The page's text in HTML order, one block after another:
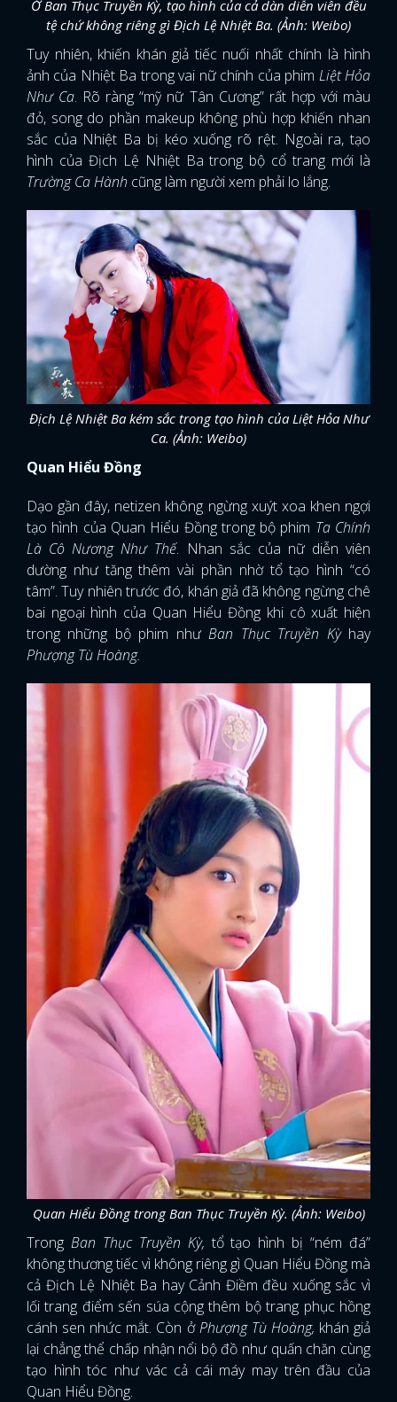
FACEBOOK GOOGLE
Ở Ban Thục Truyền Kỳ, tạo hình của cả dàn diễn viên đều
tệ chứ không riêng gì Địch Lệ Nhiệt Ba. (Ảnh: Weibo)
Tuy nhiên, khiến khán giả tiếc nuối nhất chính là hình
ảnh của Nhiệt Ba trong vai nữ chính của phim Liệt Hỏa
Như Ca. Rõ ràng “mỹ nữ Tân Cương” rất hợp với màu
đỏ, song do phần makeup không phù hợp khiến nhan
sắc của Nhiệt Ba bị kéo xuống rõ rệt. Ngoài ra, tạo
hình của Địch Lệ Nhiệt Ba trong bộ cổ trang mới là
Trường Ca Hành cũng làm người xem phải lo lắng.
Địch Lệ Nhiệt Ba kém sắc trong tạo hình của Liệt Hỏa Như
Ca. (Ảnh: Weibo)
Quan Hiểu Đồng
Dạo gần đây, netizen không ngừng xuýt xoa khen ngợi
tạo hình của Quan Hiểu Đồng trong bộ phim Ta Chính
Là Cô Nương Như Thế. Nhan sắc của nữ diễn viên
dường như tăng thêm vài phần nhờ tổ tạo hình “có
tâm”. Tuy nhiên trước đó, khán giả đã không ngừng chê
bai ngoại hình của Quan Hiểu Đồng khi cô xuất hiện
trong những bộ phim nhưBan Thục Truyền Kỳ hay
Phượng Tù Hoàng.
Quan Hiểu Đồng trong Ban Thục Truyền Kỳ. (Ảnh: Weibo)
Trong Ban Thục Truyền Kỳ, tổ tạo hình bị “ném đá”
không thương tiếc vì không riêng gì Quan Hiểu Đồng mà
cả Địch Lệ Nhiệt Ba hay Cảnh Điềm đều xuống sắc vì
lối trang điểm sến súa cộng thêm bộ trang phục hồng
cánh sen nhức mắt. Còn ởPhượng Tù Hoàng, khán giả
lại chẳng thể chấp nhận nổi bộ đồ như quấn chăn cùng
tạo hình tóc như vác cả cái máy may trên đầu của
Quan Hiểu Đồng.